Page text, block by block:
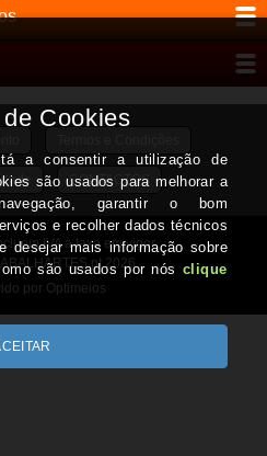
CONTACTOS
IVA à taxa em vigor
2026
por Optimeios